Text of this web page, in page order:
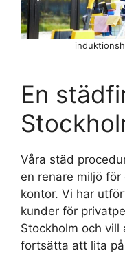
En
Våra städ
en renare miljö
kontor. Vi har
kunder för
Stockholm och
fortsätta att lita